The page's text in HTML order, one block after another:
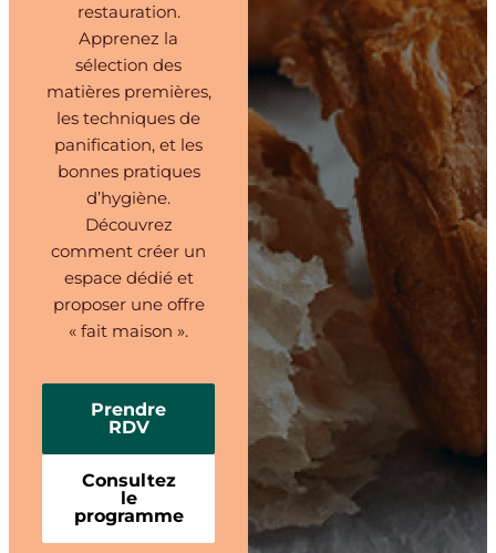
restauration.
Apprenez la
sélection des
matières premières,
les techniques de
panification, et les
bonnes pratiques
d’hygiène.
Découvrez
comment créer un
espace dédié et
proposer une offre
« fait maison ».
Prendre
RDV
Consultez
le
programme